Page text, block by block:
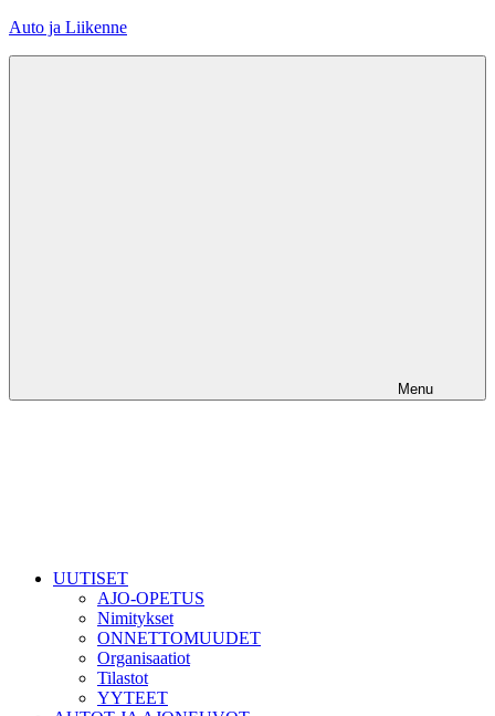
Skip
Auto ja Liikenne
Menu
UUTISET
AJO-OPETUS
Nimitykset
ONNETTOMUUDET
Organisaatiot
Tilastot
YYTEET